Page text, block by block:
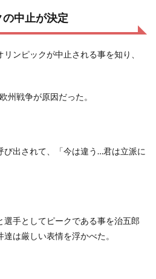
中止が決定
ンピックが中止される事を知り、
州戦争が原因だった。
び出されて、「今は違う…君は立派に
選手としてピークである事を治五郎
は厳しい表情を浮かべた。